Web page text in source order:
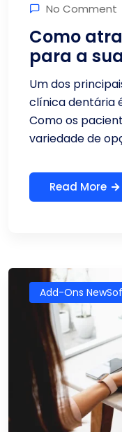
No Comment
Como
para a
Um dos
clínica dentária
Como os
variedade de
Read More
Add-Ons